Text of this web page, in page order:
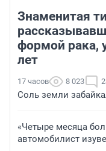
Знаменитая
формой рака,
лет
17 часов 8 023
Соль земли
«Четыре месяца
автомобилист